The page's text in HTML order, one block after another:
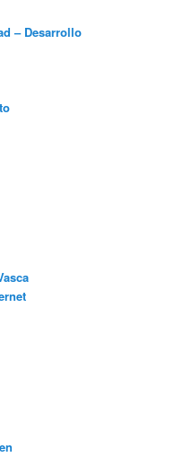
– Desarrollo